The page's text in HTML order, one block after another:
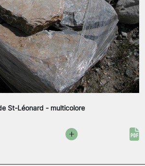
St-Léonard - multicolore